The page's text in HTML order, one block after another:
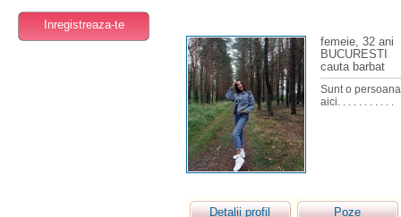
Inregistreaza-te
femeie, 32 ani
BUCURESTI
cauta barbat
Sunt o
aici. . . . . . . . . . .
Detalii profil Poze